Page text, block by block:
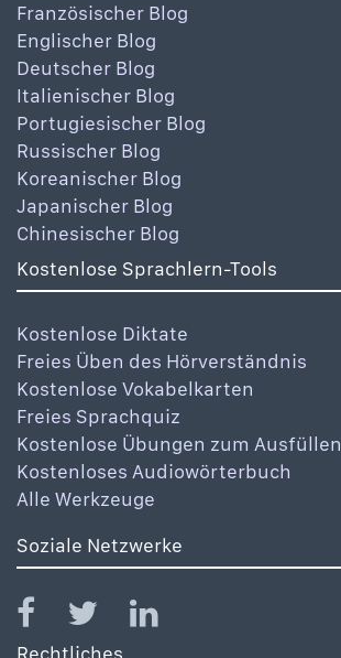
Französischer Blog
Englischer Blog
Deutscher Blog
Italienischer Blog
Portugiesischer Blog
Russischer Blog
Koreanischer Blog
Japanischer Blog
Chinesischer Blog
Kostenlose Sprachlern-Tools
Kostenlose Diktate
Freies Üben des Hörverständnis
Kostenlose Vokabelkarten
Freies Sprachquiz
Kostenlose Übungen zum Ausfüllen
Kostenloses Audiowörterbuch
Alle Werkzeuge
Soziale Netzwerke
Rechtliches